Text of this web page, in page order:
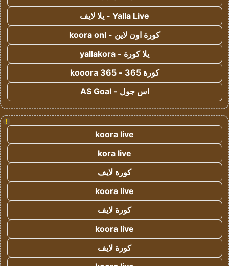
Yalla Live - يلا لايف
كورة اون لاين - koora onl
يلا كورة - yallakora
كورة 365 - kooora 365
اس جول - AS Goal
!
koora live
kora live
كورة لايف
koora live
كورة لايف
koora live
كورة لايف